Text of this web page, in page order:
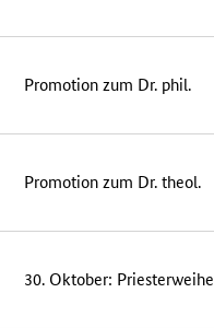
Promotion zum Dr. phil.
Promotion zum Dr. theol.
30. Oktober: Priesterweihe